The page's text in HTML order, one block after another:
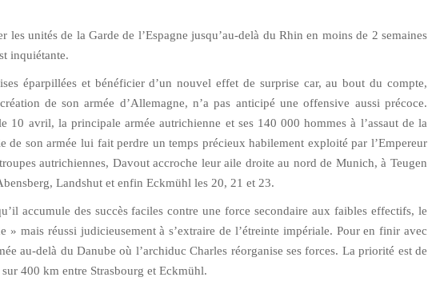
les unités de la Garde de l’Espagne jusqu’au-delà du Rhin en moins de 2 semaines
inquiétante.
éparpillées et bénéficier d’un nouvel effet de surprise car, au bout du compte,
de son armée d’Allemagne, n’a pas anticipé une offensive aussi précoce.
10 avril, la principale armée autrichienne et ses 140 000 hommes à l’assaut de la
de son armée lui fait perdre un temps précieux habilement exploité par l’Empereur
autrichiennes, Davout accroche leur aile droite au nord de Munich, à Teugen
Landshut et enfin Eckmühl les 20, 21 et 23.
accumule des succès faciles contre une force secondaire aux faibles effectifs, le
» mais réussi judicieusement à s’extraire de l’étreinte impériale. Pour en finir avec
au-delà du Danube où l’archiduc Charles réorganise ses forces. La priorité est de
400 km entre Strasbourg et Eckmühl.